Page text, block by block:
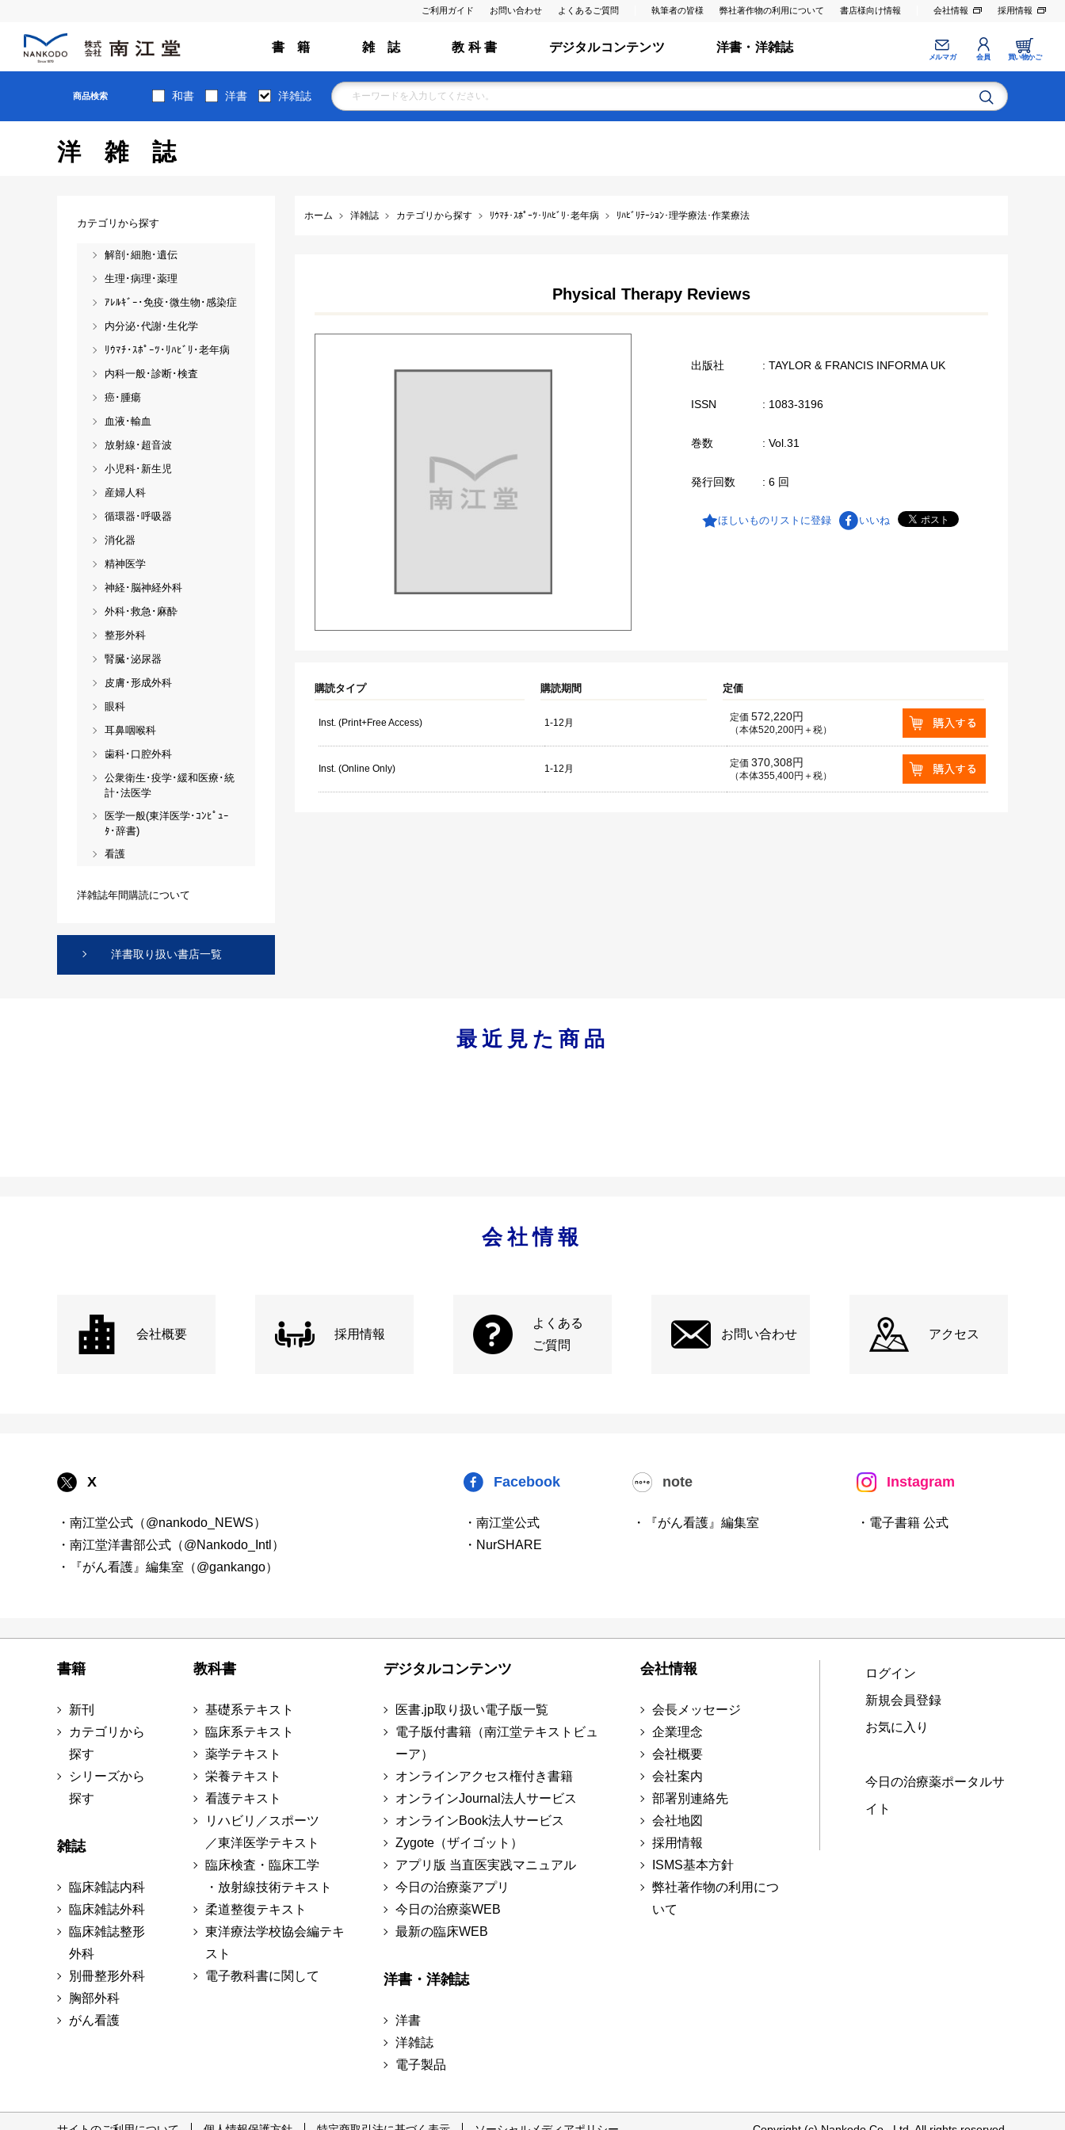
ご利用ガイド お問い合わせ よくあるご質問 執筆者の皆様 弊社著作物の利用について 書店様向け情報 会社情報 採用情報
書 籍 雑 誌 教 科 書 デジタルコンテンツ 洋書・洋雑誌
メルマガ 会員 買い物かご
商品検索 和書 洋書 洋雑誌
洋雑誌
ホーム 洋雑誌 カテゴリから探す ﾘｳﾏﾁ･ｽﾎﾟｰﾂ･ﾘﾊﾋﾞﾘ･老年病 ﾘﾊﾋﾞﾘﾃｰｼｮﾝ･理学療法･作業療法
Physical Therapy Reviews
出版社 : TAYLOR & FRANCIS INFORMA UK
ISSN : 1083-3196
巻数 : Vol.31
発行回数 : 6 回
ほしいものリストに登録 いいね
購読タイプ 購読期間 定価
Inst. (Print+Free Access) 1-12月 定価 572,220円
（本体520,200円＋税）
Inst. (Online Only) 1-12月 定価 370,308円
（本体355,400円＋税）
カテゴリから探す
解剖･細胞･遺伝
生理･病理･薬理
ｱﾚﾙｷﾞｰ･免疫･微生物･感染症
内分泌･代謝･生化学
ﾘｳﾏﾁ･ｽﾎﾟｰﾂ･ﾘﾊﾋﾞﾘ･老年病
内科一般･診断･検査
癌･腫瘍
血液･輸血
放射線･超音波
小児科･新生児
産婦人科
循環器･呼吸器
消化器
精神医学
神経･脳神経外科
外科･救急･麻酔
整形外科
腎臓･泌尿器
皮膚･形成外科
眼科
耳鼻咽喉科
歯科･口腔外科
公衆衛生･疫学･緩和医療･統
計･法医学
医学一般(東洋医学･ｺﾝﾋﾟｭｰ
ﾀ･辞書)
看護
洋雑誌年間購読について
洋書取り扱い書店一覧
最近見た商品
会社情報
会社概要 採用情報
よくある
ご質問
お問い合わせ アクセス
X
・南江堂公式（@nankodo_NEWS）
・南江堂洋書部公式（@Nankodo_Intl）
・『がん看護』編集室（@gankango）
Facebook
・南江堂公式
・NurSHARE
note
・『がん看護』編集室
Instagram
・電子書籍 公式
書籍
新刊
カテゴリから
探す
シリーズから
探す
雑誌
臨床雑誌内科
臨床雑誌外科
臨床雑誌整形
外科
別冊整形外科
胸部外科
がん看護
教科書
基礎系テキスト
臨床系テキスト
薬学テキスト
栄養テキスト
看護テキスト
リハビリ／スポーツ
／東洋医学テキスト
臨床検査・臨床工学
・放射線技術テキスト
柔道整復テキスト
東洋療法学校協会編テキ
スト
電子教科書に関して
デジタルコンテンツ
医書.jp取り扱い電子版一覧
電子版付書籍（南江堂テキストビュ
ーア）
オンラインアクセス権付き書籍
オンラインJournal法人サービス
オンラインBook法人サービス
Zygote（ザイゴット）
アプリ版 当直医実践マニュアル
今日の治療薬アプリ
今日の治療薬WEB
最新の臨床WEB
洋書・洋雑誌
洋書
洋雑誌
電子製品
会社情報
会長メッセージ
企業理念
会社概要
会社案内
部署別連絡先
会社地図
採用情報
ISMS基本方針
弊社著作物の利用につ
いて
ログイン
新規会員登録
お気に入り
今日の治療薬ポータルサ
イト